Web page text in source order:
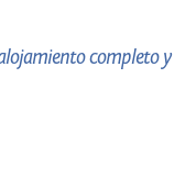
completo y